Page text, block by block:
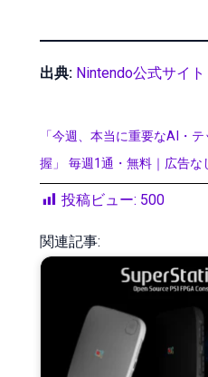
出典: Nintendo公式サイト
「今週、本当に重要なAI・
握」 毎週1通・無料｜広告な
投稿ビュー: 500
関連記事: